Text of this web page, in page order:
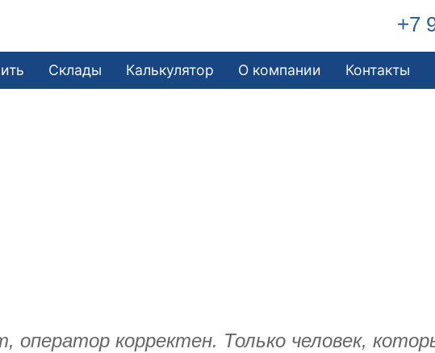
+7
Склады Калькулятор О компании Контакты
корректен. Только человек,